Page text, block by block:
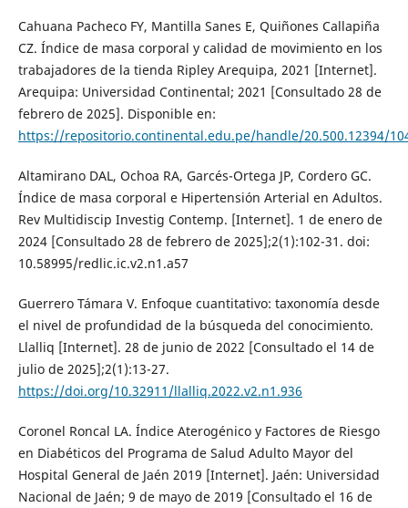
Cahuana Pacheco FY, Mantilla Sanes E, Quiñones Callapiña
CZ. Índice de masa corporal y calidad de movimiento en los
trabajadores de la tienda Ripley Arequipa, 2021 [Internet].
Arequipa: Universidad Continental; 2021 [Consultado 28 de
febrero de 2025]. Disponible en:
https://repositorio.continental.edu.pe/handle/20.500.12394/
Altamirano DAL, Ochoa RA, Garcés-Ortega JP, Cordero GC.
Índice de masa corporal e Hipertensión Arterial en Adultos.
Rev Multidiscip Investig Contemp. [Internet]. 1 de enero de
2024 [Consultado 28 de febrero de 2025];2(1):102-31. doi:
10.58995/redlic.ic.v2.n1.a57
Guerrero Támara V. Enfoque cuantitativo: taxonomía desde
el nivel de profundidad de la búsqueda del conocimiento.
Llalliq [Internet]. 28 de junio de 2022 [Consultado el 14 de
julio de 2025];2(1):13-27.
https://doi.org/10.32911/llalliq.2022.v2.n1.936
Coronel Roncal LA. Índice Aterogénico y Factores de Riesgo
en Diabéticos del Programa de Salud Adulto Mayor del
Hospital General de Jaén 2019 [Internet]. Jaén: Universidad
Nacional de Jaén; 9 de mayo de 2019 [Consultado el 16 de